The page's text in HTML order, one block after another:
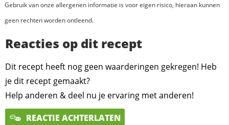
Gebruik van onze allergenen informatie is voor eigen risico, hieraan kunnen
geen rechten worden ontleend.
Reacties op dit recept
Dit recept heeft nog geen waarderingen gekregen! Heb
je dit recept gemaakt?
Help anderen & deel nu je ervaring met anderen!
REACTIE ACHTERLATEN